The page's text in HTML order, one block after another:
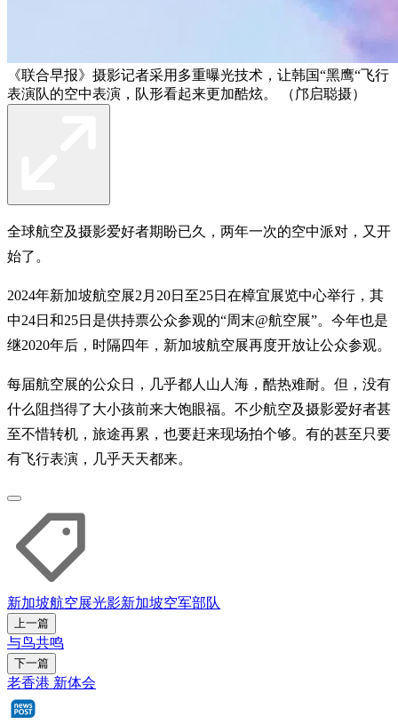
《联合早报》摄影记者采用多重曝光技术，让韩国“黑鹰“飞行
表演队的空中表演，队形看起来更加酷炫。 （邝启聪摄）
全球航空及摄影爱好者期盼已久，两年一次的空中派对，又开
始了。
2024年新加坡航空展2月20日至25日在樟宜展览中心举行，其
中24日和25日是供持票公众参观的“周末@航空展”。今年也是
继2020年后，时隔四年，新加坡航空展再度开放让公众参观。
每届航空展的公众日，几乎都人山人海，酷热难耐。但，没有
什么阻挡得了大小孩前来大饱眼福。不少航空及摄影爱好者甚
至不惜转机，旅途再累，也要赶来现场拍个够。有的甚至只要
有飞行表演，几乎天天都来。
新加坡航空展光影新加坡空军部队
上一篇
与鸟共鸣
下一篇
老香港 新体会